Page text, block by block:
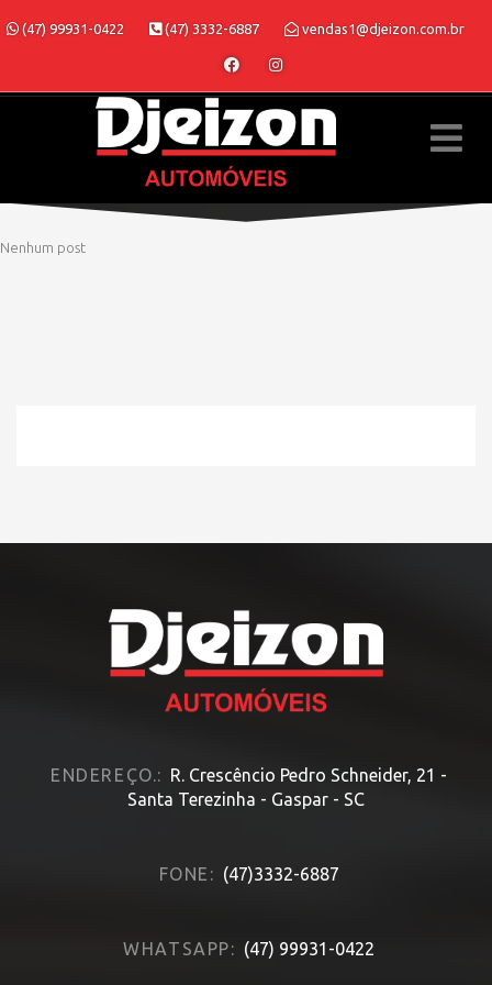
(47) 99931-0422 (47) 3332-6887 vendas1@djeizon.com.br
Nenhum post
ENDEREÇO.: R. Crescêncio Pedro Schneider, 21 -
Santa Terezinha - Gaspar - SC
FONE: (47)3332-6887
WHATSAPP: (47) 99931-0422